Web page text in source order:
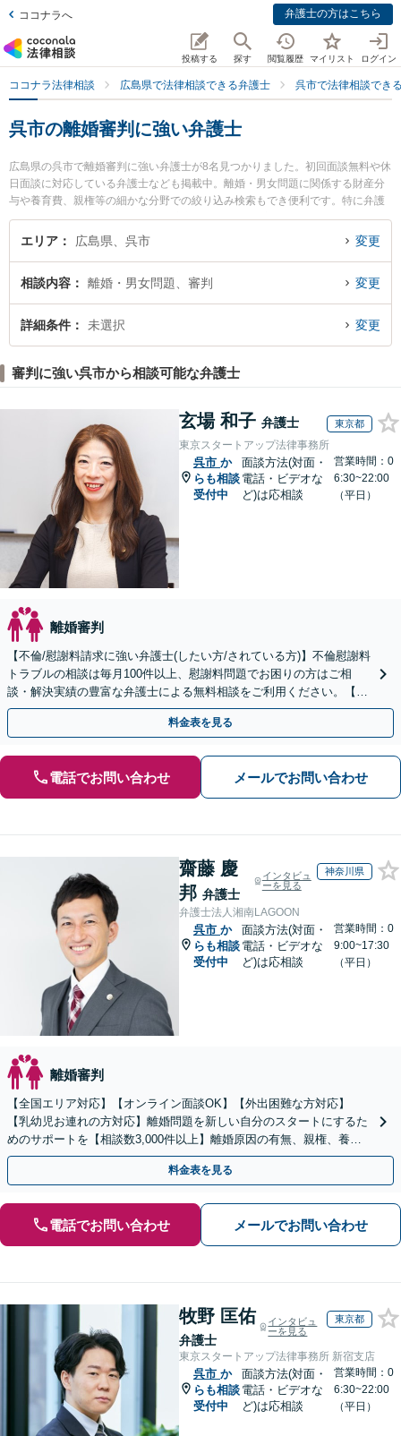
ココナラへ 弁護士の方はこちら
投稿する 探す 閲覧履歴 マイリスト ログイン
ココナラ法律相談 広島県で法律相談できる弁護士 呉市で法律相談でき
呉市の離婚審判に強い弁護士
広島県の呉市で離婚審判に強い弁護士が8名見つかりました。初回面談無料や休
日面談に対応している弁護士なども掲載中。離婚・男女問題に関係する財産分
与や養育費、親権等の細かな分野での絞り込み検索もでき便利です。特に弁護
士法人山下江法律事務所 呉支部の宮部 明典弁護士や安芸総合法律事務所の中野
誠吾弁護士、山岡法律事務所の山岡 嗣也弁護士のプロフィール情報や弁護士費
富な近くの弁護士を検索したい』『初回相談無料で離婚審判を法律相談できる
呉市内の弁護士に相談予約したい』などでお困りの相談者さんにおすすめで
す。
エリア 広島県、呉市 変更
相談内容 離婚・男女問題、審判 変更
詳細条件 未選択 変更
審判に強い呉市から相談可能な弁護士
玄場 和子 弁護士 東京都
東京スタートアップ法律事務所
呉市 か
らも相談
受付中
面談方法(対面・
電話・ビデオな
ど)は応相談
営業時間：0
6:30~22:00
（平日）
離婚審判
【不倫/慰謝料請求に強い弁護士(したい方/されている方)】不倫慰謝料
トラブルの相談は毎月100件以上、慰謝料問題でお困りの方はご相
談・解決実績の豊富な弁護士による無料相談をご利用ください。【初
回相談０円(電話)】【全国対応】
料金表を見る
電話でお問い合わせ メールでお問い合わせ
齋藤 慶
邦 弁護士
インタビュ
ーを見る
神奈川県
弁護士法人湘南LAGOON
呉市 か
らも相談
受付中
面談方法(対面・
電話・ビデオな
ど)は応相談
営業時間：0
9:00~17:30
（平日）
離婚審判
【全国エリア対応】【オンライン面談OK】【外出困難な方対応】
【乳幼児お連れの方対応】離婚問題を新しい自分のスタートにするた
めのサポートを【相談数3,000件以上】離婚原因の有無、親権、養育
費、財産分与、慰謝料請求【夜間・休日相談可】
料金表を見る
電話でお問い合わせ メールでお問い合わせ
牧野 匡佑
弁護士
インタビュ
ーを見る
東京都
東京スタートアップ法律事務所 新宿支店
呉市 か
らも相談
受付中
面談方法(対面・
電話・ビデオな
ど)は応相談
営業時間：0
6:30~22:00
（平日）